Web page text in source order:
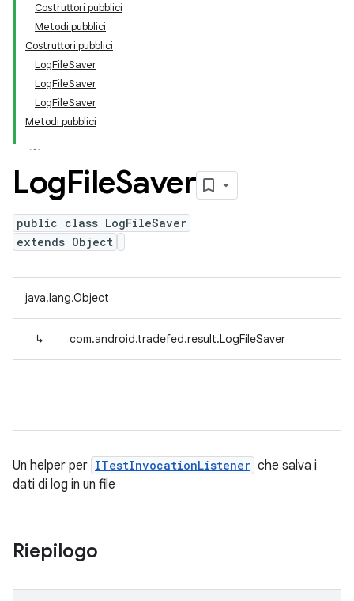
Costruttori pubblici
Metodi pubblici
Costruttori pubblici
LogFileSaver
LogFileSaver
LogFileSaver
Metodi pubblici
LogFileSaver
public class LogFileSaver
extends Object
java.lang.Object
↳ com.android.tradefed.result.LogFileSaver
Un helper per ITestInvocationListener che salva i
dati di log in un file
Riepilogo